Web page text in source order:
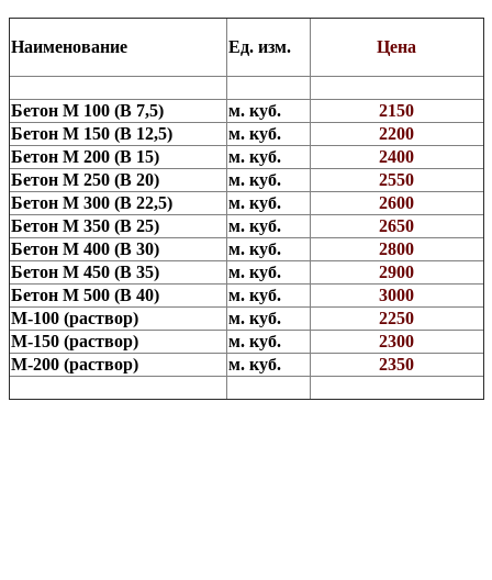
Наименование Ед. изм. Цена
Бетон М 100 (В 7,5) м. куб.
2150
Бетон М 150 (В 12,5)
м. куб.
2200
Бетон М 200 (В 15)
м. куб.
2400
Бетон М 250 (В 20)
м. куб.
2550
Бетон М 300 (В 22,5)
м. куб.
2600
Бетон М 350 (В 25)
м. куб.
2650
Бетон М 400 (В 30)
м. куб.
2800
Бетон М 450 (В 35)
м. куб.
2900
Бетон М 500 (В 40)
м. куб.
3000
М-100 (раствор)
м. куб.
2250
М-150 (раствор)
м. куб.
2300
М-200 (раствор)
м. куб. 2350